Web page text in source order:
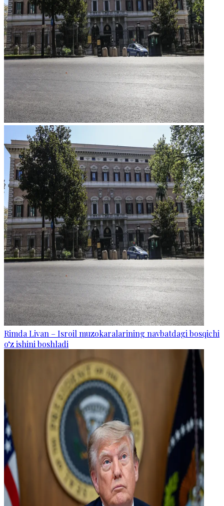
Rimda Livan – Isroil muzokaralarining navbatdagi bosqichi
o‘z ishini boshladi